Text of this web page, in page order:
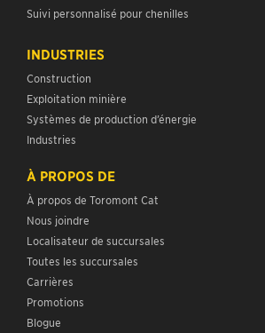
Suivi personnalisé pour chenilles
INDUSTRIES
Construction
Exploitation minière
Systèmes de production d’énergie
Industries
À PROPOS DE
À propos de Toromont Cat
Nous joindre
Localisateur de succursales
Toutes les succursales
Carrières
Promotions
Blogue